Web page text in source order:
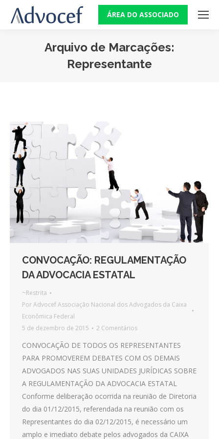
ÁREA DO ASSOCIADO
Arquivo de Marcações:
Representante
CONVOCAÇÃO: REGULAMENTAÇÃO
DA ADVOCACIA ESTATAL
~Restrita
PorAdvocef Associação Nacional dos Advogados da Caixa
Econômica Federal
5 de dezembro de 2015
2 Comentários
CONVOCAÇÃO DE TODOS OS REPRESENTANTES
PARA PROMOVEREM DEBATES COM OS DEMAIS
ADVOGADOS NAS SUAS UNIDADES JURÍDICAS SOBRE
A REGULAMENTAÇÃO DA ADVOCACIA ESTATAL
Conforme deliberação ocorrida na reunião de Diretoria
do dia 01/12/2015, referendada na reunião com os
Representantes do dia 02/12/2015, é necessário um
amplo e imediato debate pelos advogados da CAIXA